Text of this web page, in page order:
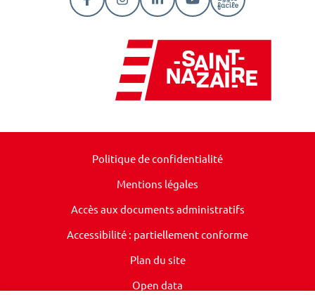
Lien vers le compte Facebook
Lien vers le compte Instagram
Lien vers le compte
Lien vers la chaîne
Lien vers la
Politique de confidentialité
Mentions légales
Accès aux documents administratifs
Accessibilité : partiellement conforme
Plan du site
Open data